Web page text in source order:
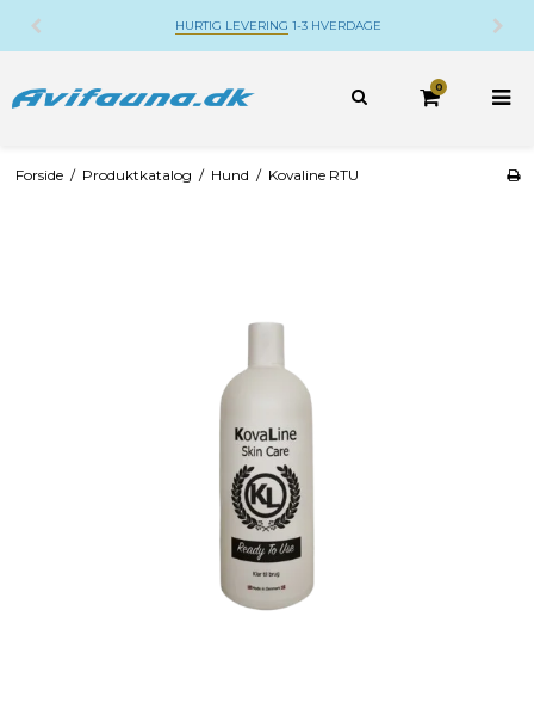
HURTIG LEVERING1-3 HVERDAGE
0
Forside / Produktkatalog / Hund / Kovaline RTU